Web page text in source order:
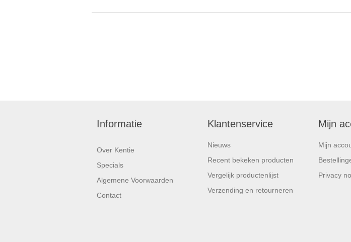
Informatie
Over Kentie
Specials
Algemene Voorwaarden
Contact
Klantenservice
Nieuws
Recent bekeken producten
Vergelijk productenlijst
Verzending en retourneren
Mijn
Mijn
Privacy